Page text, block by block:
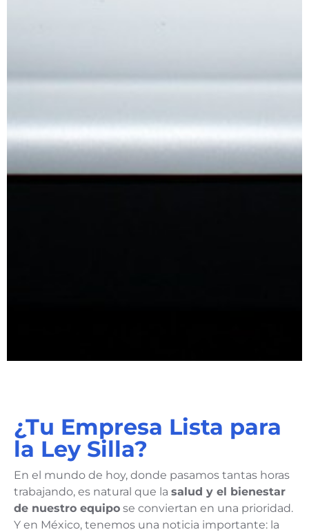
¿Tu Empresa Lista para
la Ley Silla?
En el mundo de hoy, donde pasamos tantas horas
trabajando, es natural que la salud y el bienestar
de nuestro equipo se conviertan en una prioridad.
Y en México, tenemos una noticia importante: la